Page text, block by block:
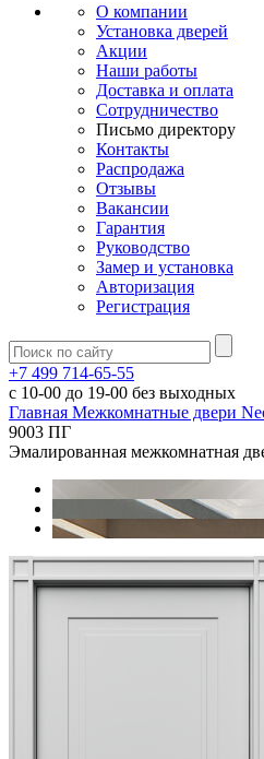
О компании
Установка дверей
Акции
Наши работы
Доставка и оплата
Сотрудничество
Письмо директору
Контакты
Распродажа
Отзывы
Вакансии
Гарантия
Руководство
Замер и установка
Авторизация
Регистрация
+7 499 714-65-55
с 10-00 до 19-00 без выходных
Главная Межкомнатные двери
9003 ПГ
Эмалированная межкомнатная